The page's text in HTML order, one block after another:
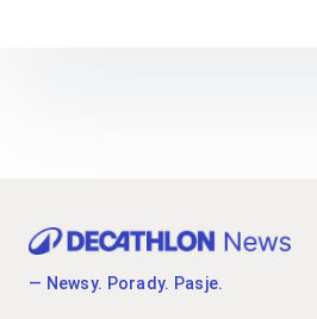
— Newsy. Porady. Pasje.